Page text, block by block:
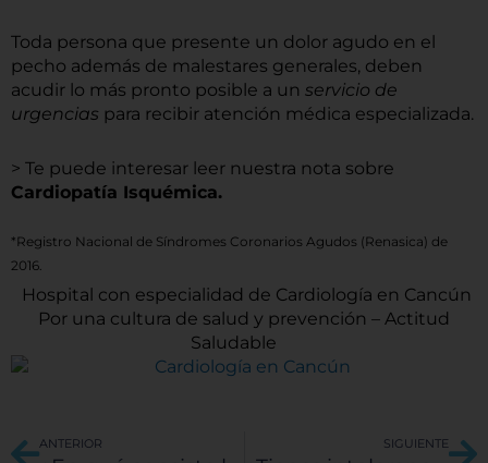
Toda persona que presente un dolor agudo en el
pecho además de malestares generales, deben
acudir lo más pronto posible a un servicio de
urgencias para recibir atención médica especializada.
> Te puede interesar leer nuestra nota sobre
Cardiopatía Isquémica.
*Registro Nacional de Síndromes Coronarios Agudos (Renasica) de
2016.
Hospital con especialidad de Cardiología en Cancún
Por una cultura de salud y prevención – Actitud
Saludable
AntANTERIOR SIGUIENTE